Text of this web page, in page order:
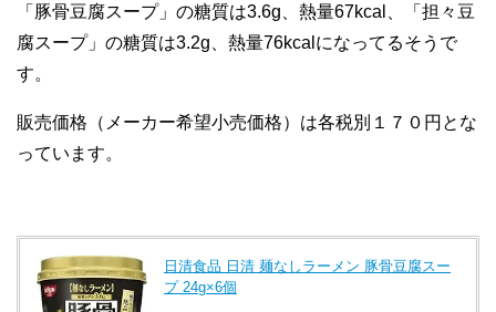
「豚骨豆腐スープ」の糖質は3.6g、熱量67kcal、「担々豆
腐スープ」の糖質は3.2g、熱量76kcalになってるそうで
す。
販売価格（メーカー希望小売価格）は各税別１７０円とな
っています。
日清食品 日清 麺なしラーメン 豚骨豆腐スー
プ 24g×6個